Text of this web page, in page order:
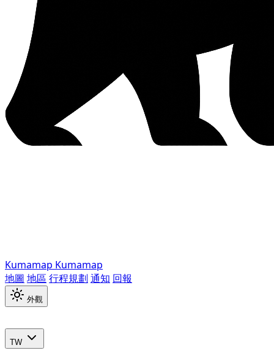
Kumamap Kumamap
地圖 地區 行程規劃 通知 回報
外觀
TW